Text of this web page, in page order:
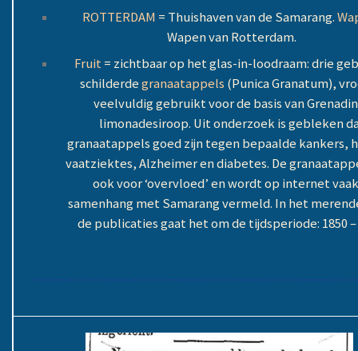
ROTTERDAM = Thuishaven van de Samarang.
Wapen van Rotterdam.
Fruit= zichtbaar op het glas-in-loodraam: drie
schilderdegranaatappels (Punica Granatum),
veelvuldig gebruikt voor de basis van
limonadesiroop. Uit onderzoek is gebleken
granaatappels goed zijn tegen bepaalde kankers,
vaatziektes, Alzheimer en diabetes. De
ook voor ‘overvloed’ en wordt op internet
samenhang met Samarang vermeld. In het
de publicaties gaat het om de tijdsperiode: 1850 –